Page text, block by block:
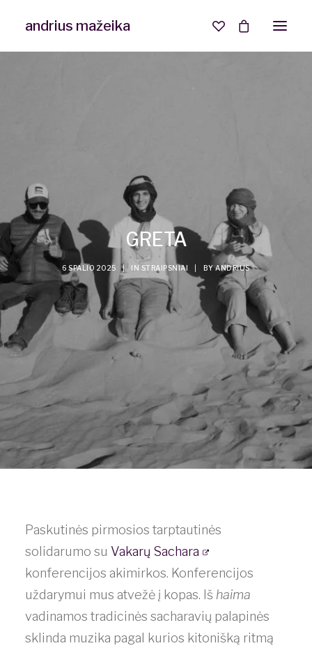
andrius mažeika
GRETA
6 SPALIO 2025 | IN STRAIPSNIAI BYANDRIUS
Paskutinės pirmosios tarptautinės
solidarumo su Vakarų Sachara
konferencijos akimirkos. Konferencijos
uždarymui mus atvežė į kopas. Iš haima
vadinamos tradicinės sacharavių palapinės
sklinda muzika pagal kurios kitonišką ritmą